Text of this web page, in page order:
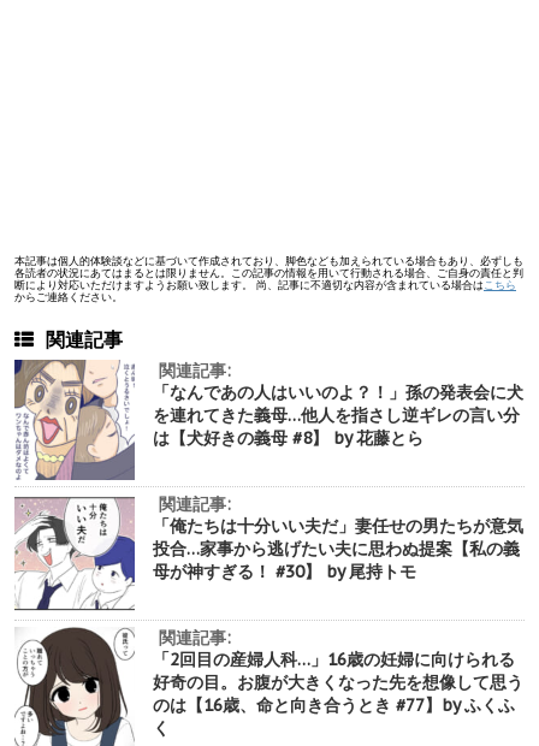
本記事は個人的体験談などに基づいて作成されており、脚色なども加えられている場合もあり、必ずしも
各読者の状況にあてはまるとは限りません。この記事の情報を用いて行動される場合、ご自身の責任と判
断により対応いただけますようお願い致します。 尚、記事に不適切な内容が含まれている場合は こちら
からご連絡ください。
関連記事
関連記事:
「なんであの人はいいのよ？！」孫の発表会に犬
を連れてきた義母…他人を指さし逆ギレの言い分
は【犬好きの義母 #8】 by 花藤とら
関連記事:
「俺たちは十分いい夫だ」妻任せの男たちが意気
投合…家事から逃げたい夫に思わぬ提案【私の義
母が神すぎる！ #30】 by 尾持トモ
関連記事:
「2回目の産婦人科…」16歳の妊婦に向けられる
好奇の目。お腹が大きくなった先を想像して思う
のは【16歳、命と向き合うとき #77】by ふくふ
く